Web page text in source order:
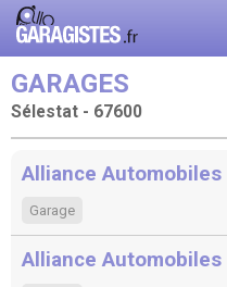
GARAGES
Sélestat - 67600
Alliance Automobiles
Garage
Alliance Automobiles